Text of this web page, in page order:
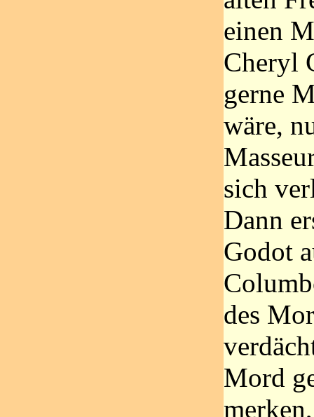
einen
Cheryl
gerne
wäre,
sich
Dann
Godot
des
Mord